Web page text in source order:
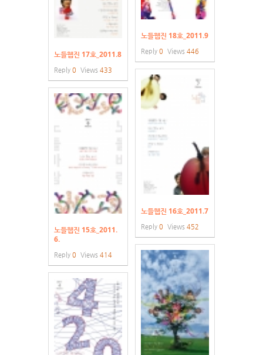
노들웹진 18호_2011.9
Reply 0 Views 446
노들웹진 17호_2011.8
Reply 0 Views 433
노들웹진 16호_2011.7
Reply 0 Views 452
노들웹진 15호_2011.
6.
Reply 0 Views 414